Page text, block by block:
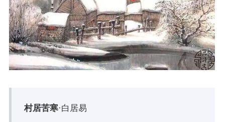
村居苦寒·白居易